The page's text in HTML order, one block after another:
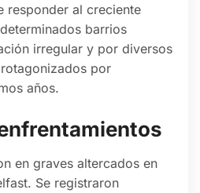
responder al creciente
barrios
irregular y por diversos
por
años.
en graves altercados en
Se registraron